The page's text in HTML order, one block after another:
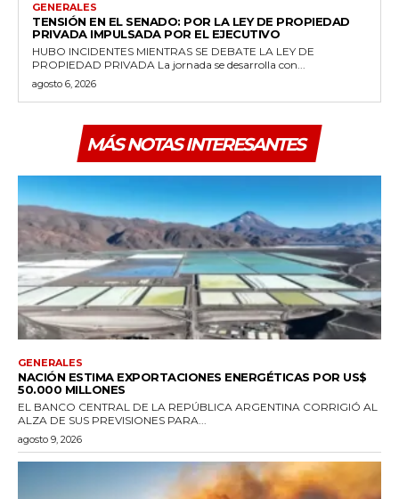
GENERALES
TENSIÓN EN EL SENADO: POR LA LEY DE PROPIEDAD
PRIVADA IMPULSADA POR EL EJECUTIVO
HUBO INCIDENTES MIENTRAS SE DEBATE LA LEY DE
PROPIEDAD PRIVADA La jornada se desarrolla con...
agosto 6, 2026
MÁS NOTAS INTERESANTES
GENERALES
NACIÓN ESTIMA EXPORTACIONES ENERGÉTICAS POR US$
50.000 MILLONES
EL BANCO CENTRAL DE LA REPÚBLICA ARGENTINA CORRIGIÓ AL
ALZA DE SUS PREVISIONES PARA...
agosto 9, 2026